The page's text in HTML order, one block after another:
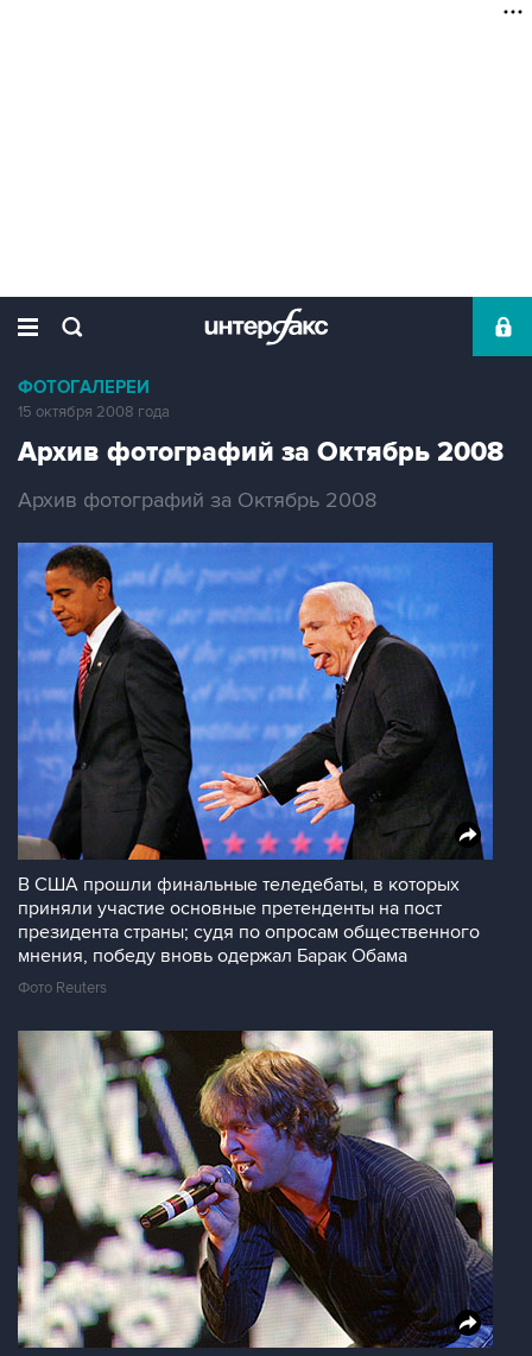
ФОТОГАЛЕРЕИ
15 октября 2008 года
Архив фотографий за Октябрь 2008
Архив фотографий за Октябрь 2008
В США прошли финальные теледебаты, в которых
приняли участие основные претенденты на пост
президента страны; судя по опросам общественного
мнения, победу вновь одержал Барак Обама
Фото Reuters